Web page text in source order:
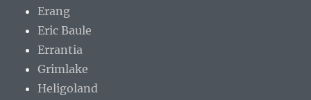
Erang
Eric Baule
Errantia
Grimlake
Heligoland